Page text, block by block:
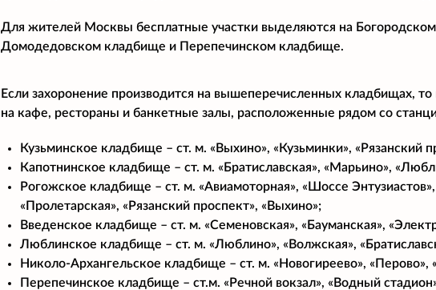
Для жителей Москвы бесплатные участки выделяются на
Домодедовском кладбище и Перепечинском кладбище.
Если захоронение производится на вышеперечисленных кладбищах,
на кафе, рестораны и банкетные залы, расположенные рядом со
Кузьминское кладбище – ст. м. «Выхино», «Кузьминки», «Рязанский
Капотнинское кладбище – ст. м. «Братиславская», «Марьино»,
Рогожское кладбище – ст. м. «Авиамоторная», «Шоссе
«Пролетарская», «Рязанский проспект», «Выхино»;
Введенское кладбище – ст. м. «Семеновская», «Бауманская»,
Люблинское кладбище – ст. м. «Люблино», «Волжская»,
Николо-Архангельское кладбище – ст. м. «Новогиреево»,
Перепечинское кладбище – ст.м. «Речной вокзал», «Водный